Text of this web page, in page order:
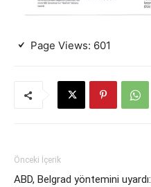
Page Views: 601
Önceki İçerik
ABD, Belgrad yöntemini uyardı: